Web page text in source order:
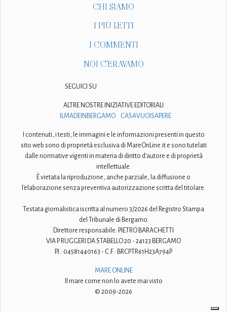
CHI SIAMO
I PIÙ LETTI
I COMMENTI
NOI C'ERAVAMO
SEGUICI SU
ALTRE NOSTRE INIZIATIVE EDITORIALI
ILMADEINBERGAMO
CASAVUOISAPERE
I contenuti, i testi, le immagini e le informazioni presenti in questo
sito web sono di proprietà esclusiva di MareOnLine.it e sono tutelati
dalle normative vigenti in materia di diritto d'autore e di proprietà
intellettuale.
È vietata la riproduzione, anche parziale, la diffusione o
l'elaborazione senza preventiva autorizzazione scritta del titolare.
Testata giornalistica iscritta al numero 3/2026 del Registro Stampa
del Tribunale di Bergamo.
Direttore responsabile: PIETRO BARACHETTI
VIA P. RUGGERI DA STABELLO 20 - 24123 BERGAMO
P.I.: 04581440163 - C.F.: BRCPTR61H23A794P
MARE ONLINE
Il mare come non lo avete mai visto
© 2009-2026